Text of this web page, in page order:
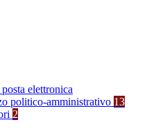
elettronica
politico-amministrativo 13
2